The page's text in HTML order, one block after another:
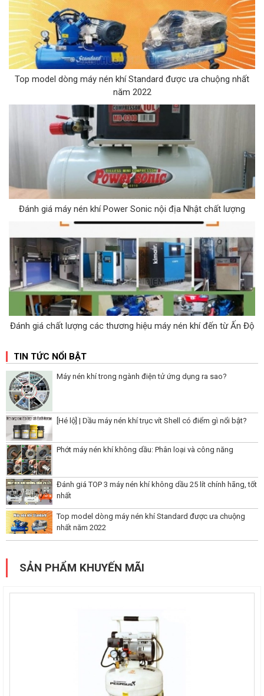
Top model dòng máy nén khí Standard được ưa chuộng nhất
năm 2022
Đánh giá máy nén khí Power Sonic nội địa Nhật chất lượng
Đánh giá chất lượng các thương hiệu máy nén khí đến từ Ấn Độ
TIN TỨC NỔI BẬT
Máy nén khí trong ngành điện tử ứng dụng ra sao?
[Hé lộ] | Dầu máy nén khí trục vít Shell có điểm gì nổi bật?
Phớt máy nén khí không dầu: Phân loại và công năng
Đánh giá TOP 3 máy nén khí không dầu 25 lít chính hãng, tốt
nhất
Top model dòng máy nén khí Standard được ưa chuộng
nhất năm 2022
SẢN PHẨM KHUYẾN MÃI